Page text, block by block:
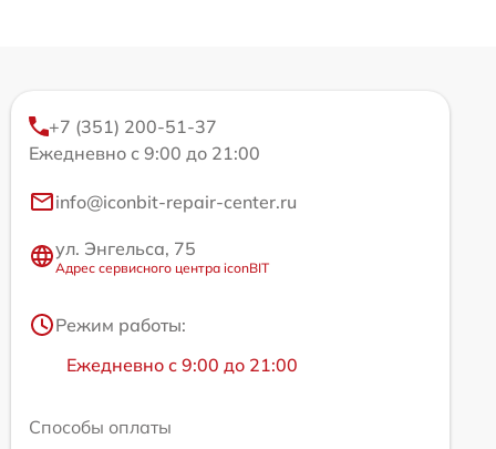
+7 (351) 200-51-37
Ежедневно с 9:00 до 21:00
info@iconbit-repair-center.ru
ул. Энгельса, 75
Адрес сервисного центра iconBIT
Режим работы:
Ежедневно с 9:00 до 21:00
Способы оплаты